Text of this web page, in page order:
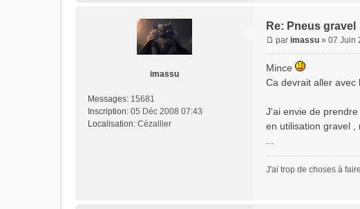
imassu
Messages: 15681
Inscription: 05 Déc 2008 07:43
Localisation: Cézallier
Re: Pneus gravel
par imassu » 07 Juin
Mince
Ca devrait aller avec
J'ai envie de
en utilisation gravel ,
J'ai trop de choses à